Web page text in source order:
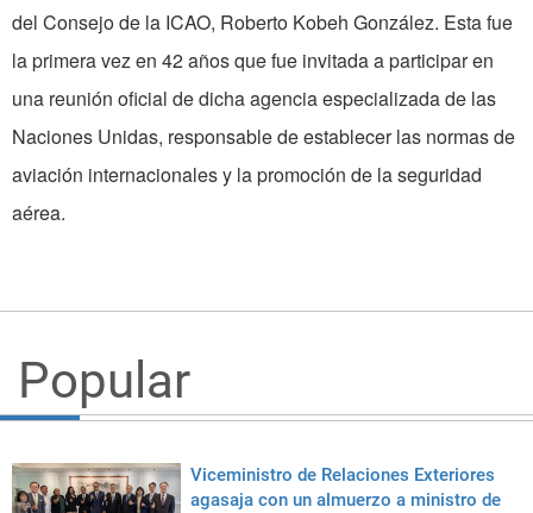
del Consejo de la ICAO, Roberto Kobeh González. Esta fue
la primera vez en 42 años que fue invitada a participar en
una reunión oficial de dicha agencia especializada de las
Naciones Unidas, responsable de establecer las normas de
aviación internacionales y la promoción de la seguridad
aérea.
Popular
Viceministro de Relaciones Exteriores
agasaja con un almuerzo a ministro de